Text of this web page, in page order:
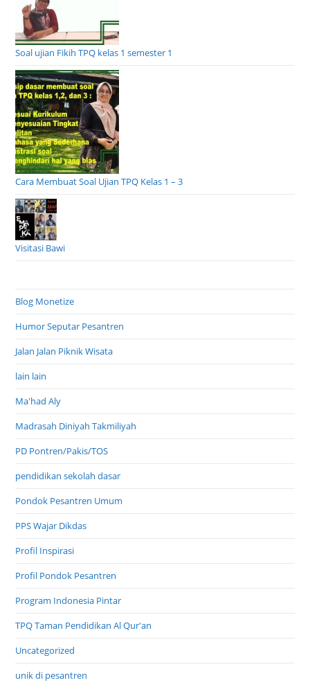
Soal ujian Fikih TPQ kelas 1 semester 1
Cara Membuat Soal Ujian TPQ Kelas 1 – 3
Visitasi Bawi
Blog Monetize
Humor Seputar Pesantren
Jalan Jalan Piknik Wisata
lain lain
Ma'had Aly
Madrasah Diniyah Takmiliyah
PD Pontren/Pakis/TOS
pendidikan sekolah dasar
Pondok Pesantren Umum
PPS Wajar Dikdas
Profil Inspirasi
Profil Pondok Pesantren
Program Indonesia Pintar
TPQ Taman Pendidikan Al Qur'an
Uncategorized
unik di pesantren